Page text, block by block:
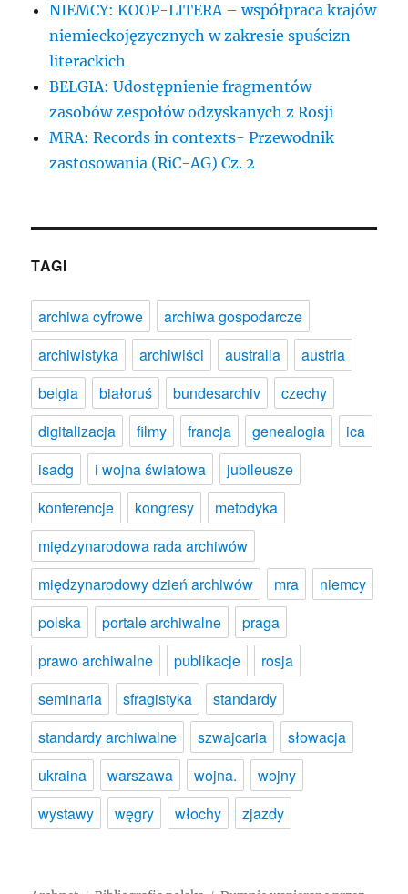
NIEMCY: KOOP-LITERA – współpraca krajów
niemieckojęzycznych w zakresie spuścizn
literackich
BELGIA: Udostępnienie fragmentów
zasobów zespołów odzyskanych z Rosji
MRA: Records in contexts- Przewodnik
zastosowania (RiC-AG) Cz. 2
TAGI
archiwa cyfrowe
archiwa gospodarcze
archiwistyka
archiwiści australia
austria
belgia
białoruś bundesarchiv
czechy
digitalizacja
filmy francja genealogia
ica
isadg
i wojna światowa
jubileusze
konferencje
kongresy
metodyka
międzynarodowa rada archiwów
międzynarodowy dzień archiwów
mra
niemcy
polska
portale archiwalne
praga
prawo archiwalne
publikacje
rosja
seminaria
sfragistyka
standardy
standardy archiwalne
szwajcaria
słowacja
ukraina
warszawa wojna.
wojny
wystawy
węgry włochy zjazdy